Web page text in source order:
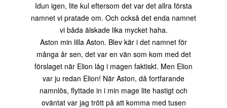
Idun igen, lite kul eftersom det var det allra första
namnet vi pratade om. Och också det enda namnet
vi båda älskade lika mycket haha.
Aston min lilla Aston. Blev kär i det namnet för
många år sen, det var en vän som kom med det
förslaget när Elion låg i magen faktiskt. Men Elion
var ju redan Elion! När Aston, då fortfarande
namnlös, flyttade in i min mage lite hastigt och
oväntat var jag trött på att komma med tusen